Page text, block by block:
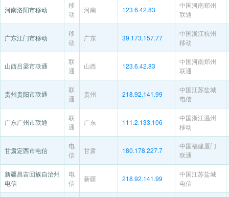
河南洛阳市移动
移
动
河南 123.6.42.83
中国河南郑州
联通
广东江门市移动
移
动
广东 39.173.157.77
中国浙江杭州
移动
山西吕梁市联通
联
通
山西 123.6.42.83
中国河南郑州
联通
贵州贵阳市联通
联
通
贵州 218.92.141.99
中国江苏盐城
电信
广东广州市联通
联
通
广东 111.2.133.106
中国浙江温州
移动
甘肃定西市电信
电
信
甘肃 180.178.227.7
中国福建厦门
联通
新疆昌吉回族自治州
电信
电
信
新疆 218.92.141.99
中国江苏盐城
电信